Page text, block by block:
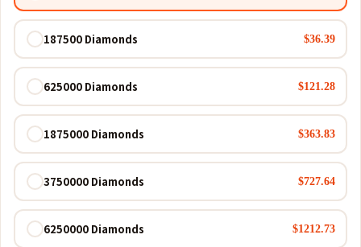
187500 Diamonds $36.39
625000 Diamonds $121.28
1875000 Diamonds $363.83
3750000 Diamonds $727.64
6250000 Diamonds $1212.73